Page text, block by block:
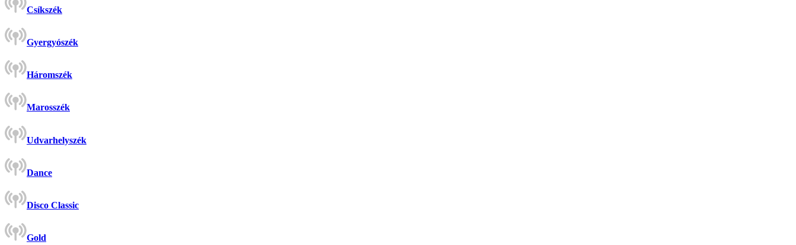
Csíkszék
Gyergyószék
Háromszék
Marosszék
Udvarhelyszék
Dance
Disco Classic
Gold